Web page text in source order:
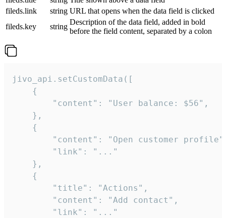
fileds.link
string URL that opens when the data field is clicked
fileds.key
string
Description of the data field, added in bold
before the field content, separated by a colon
jivo_api.setCustomData([
    {
        "content": "User balance: $56",
    },
    {
"content": "Open customer
        "link": "..."
    },
    {
        "title": "Actions",
        "content": "Add contact",
        "link": "..."